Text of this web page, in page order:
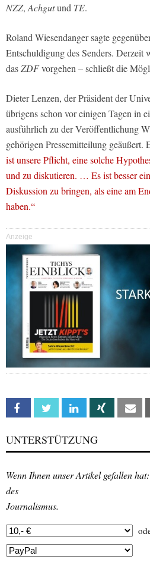
NZZ, Achgutund TE.
Roland Wiesendanger sagte
Entschuldigung des Senders. Derzeit
dasZDFvorgehen – schließt die
Dieter Lenzen, der Präsident der
übrigens schon vor einigen Tagen in
ausführlich zu der Veröffentlichung
gehörigen Pressemitteilung geäußert.
ist unsere Pflicht, eine solche
und zu diskutieren. … Es ist besser
Diskussion zu bringen, als eine am
haben.“
Anzeige
Facebook Twitter Linkedin Xing
UNTERSTÜTZUNG
Wenn Ihnen unser Artikel gefallen
des
Journalismus.